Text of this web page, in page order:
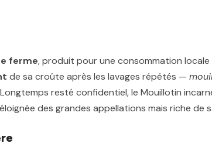
ferme, produit pour une consommation locale
de sa croûte après les lavages répétés —
resté confidentiel, le Mouillotin
des grandes appellations mais riche de